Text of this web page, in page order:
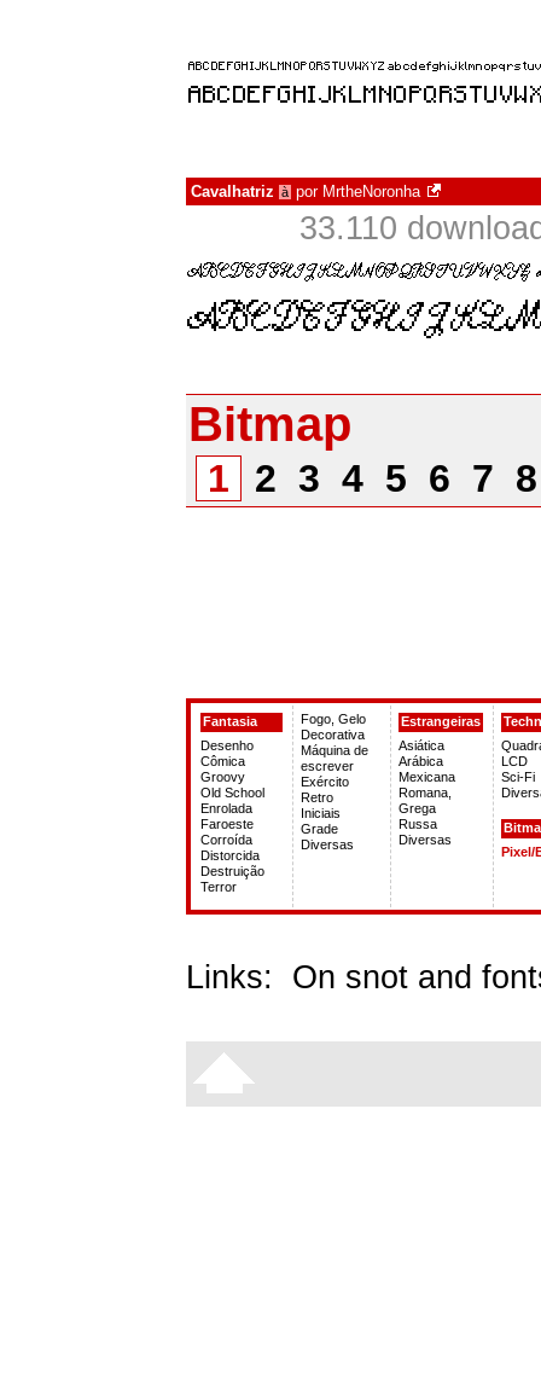
Cavalhatriz à por MrtheNoronha
33.110
Bitmap
1 2 3 4 5 6 7
Fantasia
Desenho
Cômica
Groovy
Old School
Enrolada
Faroeste
Corroída
Distorcida
Destruição
Terror
Fogo, Gelo
Decorativa
Máquina de
escrever
Exército
Retro
Iniciais
Grade
Diversas
Estrangeiras
Asiática
Arábica
Mexicana
Romana,
Grega
Russa
Diversas
LCD
Sci-Fi
Pixel/
Links: On snot and